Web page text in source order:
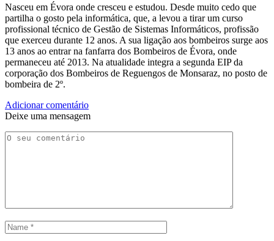
Nasceu em Évora onde cresceu e estudou. Desde muito cedo que
partilha o gosto pela informática, que, a levou a tirar um curso
profissional técnico de Gestão de Sistemas Informáticos, profissão
que exerceu durante 12 anos. A sua ligação aos bombeiros surge aos
13 anos ao entrar na fanfarra dos Bombeiros de Évora, onde
permaneceu até 2013. Na atualidade integra a segunda EIP da
corporação dos Bombeiros de Reguengos de Monsaraz, no posto de
bombeira de 2º.
Adicionar comentário
Deixe uma mensagem